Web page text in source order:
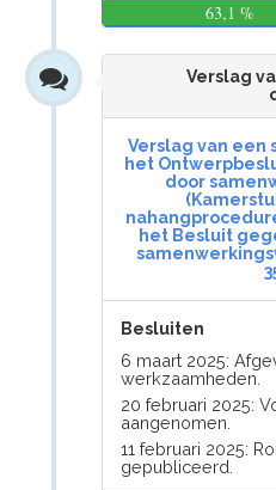
63,1 %
Verslag
Verslag van
het
door
het Besluit
Besluiten
6 maart 2025:
werkzaamheden.
20 februari 2025:
aangenomen.
11 februari 2025:
gepubliceerd.